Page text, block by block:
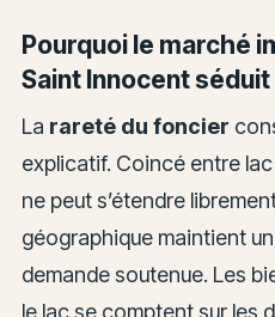
Pourquoi le marché
Saint Innocent
La rareté du foncier
explicatif. Coincé entre
ne peut s’étendre
géographique maintient
demande soutenue. Les
le lac se comptent sur les